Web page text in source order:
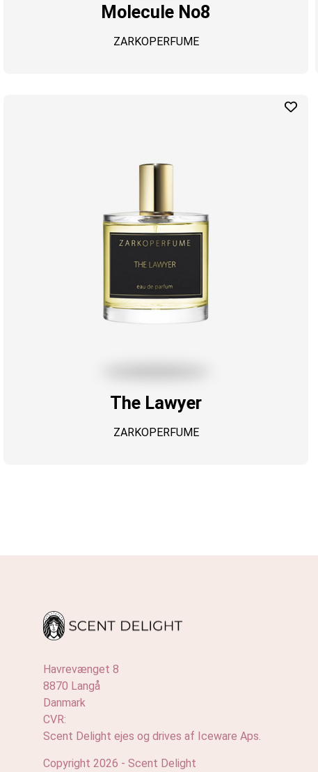
Molecule No8
ZARKOPERFUME
The Lawyer
ZARKOPERFUME
Havrevænget 8
8870 Langå
Danmark
CVR:
Scent Delight ejes og drives af Iceware Aps.
Copyright 2026 - Scent Delight